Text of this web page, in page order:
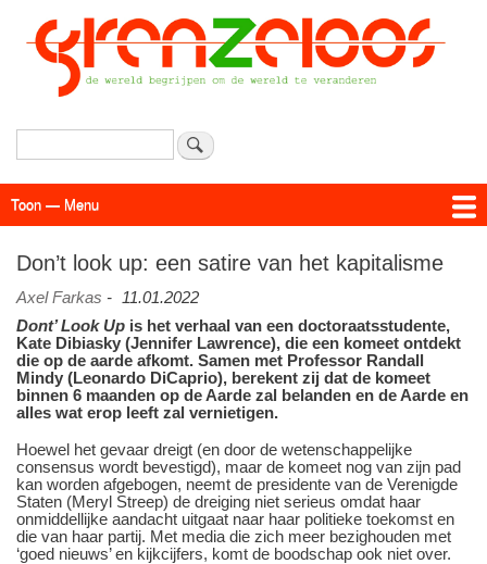
Overslaan
en
naar
de
Zoeken
Menu
Toon — Menu
Don’t look up: een satire van het kapitalisme
Axel Farkas - 11.01.2022
Dont’ Look Up is het verhaal van een doctoraatsstudente,
Kate Dibiasky (Jennifer Lawrence), die een komeet ontdekt
die op de aarde afkomt. Samen met Professor Randall
Mindy (Leonardo DiCaprio), berekent zij dat de komeet
binnen 6 maanden op de Aarde zal belanden en de Aarde en
alles wat erop leeft zal vernietigen.
Hoewel het gevaar dreigt (en door de wetenschappelijke
consensus wordt bevestigd), maar de komeet nog van zijn pad
kan worden afgebogen, neemt de presidente van de Verenigde
Staten (Meryl Streep) de dreiging niet serieus omdat haar
onmiddellijke aandacht uitgaat naar haar politieke toekomst en
die van haar partij. Met media die zich meer bezighouden met
‘goed nieuws’ en kijkcijfers, komt de boodschap ook niet over.